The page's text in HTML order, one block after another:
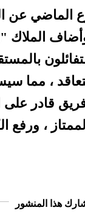
الماضي عن
وأضاف
، مما
قادر على
،
هذا المنشور